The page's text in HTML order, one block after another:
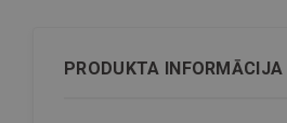
PRODUKTA INFORMĀCIJA